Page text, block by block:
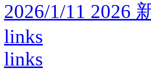
2026/1/11 2026
links
links